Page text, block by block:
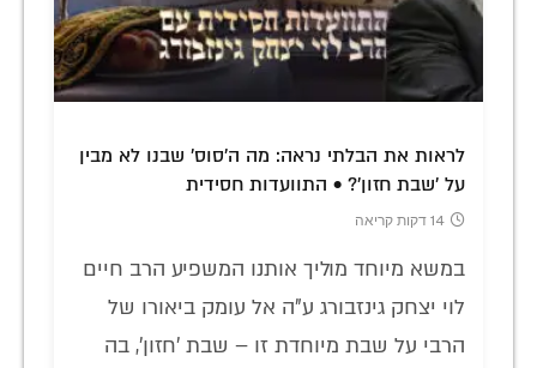
לראות את הבלתי נראה: מה ה'סוס' שבנו לא מבין
על 'שבת חזון'? • התוועדות חסידית
14 דקות קריאה
במשא מיוחד מוליך אותנו המשפיע הרב חיים
לוי יצחק גינזבורג ע"ה אל עומק ביאורו של
הרבי על שבת מיוחדת זו – שבת 'חזון', בה